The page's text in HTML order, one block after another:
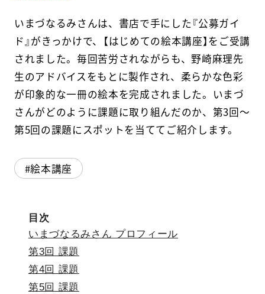
ニュース
資料請求／お問い合わせ
いまづなるみさんは、書店で手にした『公募ガイ
ド』がきっかけで、【はじめての絵本講座】をご受講
されました。毎回苦労されながらも、野崎麻理先
生のアドバイスをもとに製作され、柔らかな色彩
が印象的な一冊の絵本を完成されました。いまづ
さんがどのように課題に取り組んだのか、第3回～
第5回の課題にスポットを当ててご紹介します。
絵本講座
目次
いまづなるみさん プロフィール
第3回 課題
第4回 課題
第5回 課題